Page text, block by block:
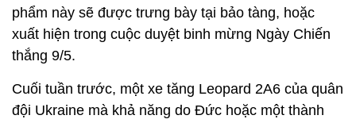
phẩm này sẽ được trưng bày tại bảo tàng, hoặc
xuất hiện trong cuộc duyệt binh mừng Ngày Chiến
thắng 9/5.
Cuối tuần trước, một xe tăng Leopard 2A6 của quân
đội Ukraine mà khả năng do Đức hoặc một thành